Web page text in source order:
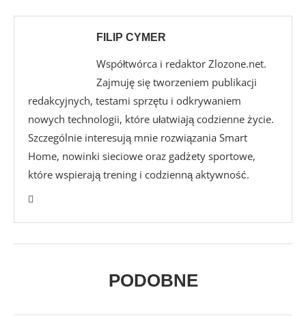
FILIP CYMER
Współtwórca i redaktor Zlozone.net.
Zajmuję się tworzeniem publikacji
redakcyjnych, testami sprzętu i odkrywaniem
nowych technologii, które ułatwiają codzienne życie.
Szczególnie interesują mnie rozwiązania Smart
Home, nowinki sieciowe oraz gadżety sportowe,
które wspierają trening i codzienną aktywność.
PODOBNE